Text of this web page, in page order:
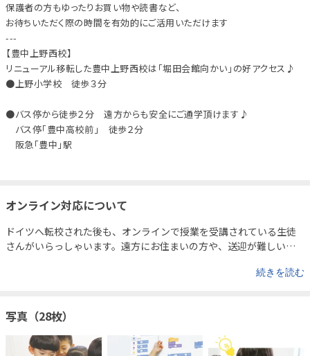
保護者の方もゆったりお買い物や読書など、
お待ちいただく際の時間を有効的にご活用いただけます
---
【豊中上野西校】
リニューアル移転した豊中上野西校は「堀田会館向かい」の好アクセス♪
●上野小学校 徒歩３分
●バス停から徒歩２分 遠方からも安全にご通学頂けます♪
バス停「豊中高校前」 徒歩２分
阪急「豊中」駅
オンライン対応について
ドイツへ転校された後も、オンラインで授業を受講されている生徒
さんがいらっしゃいます。 遠方にお住まいの方や、送迎が難しい場
続きを読む
写真（28枚）